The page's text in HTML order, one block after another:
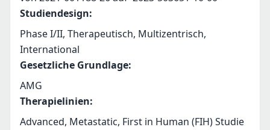
Studiendesign:
Phase I/II, Therapeutisch, Multizentrisch,
International
Gesetzliche Grundlage:
AMG
Therapielinien:
Advanced, Metastatic, First in Human (FIH) Studie